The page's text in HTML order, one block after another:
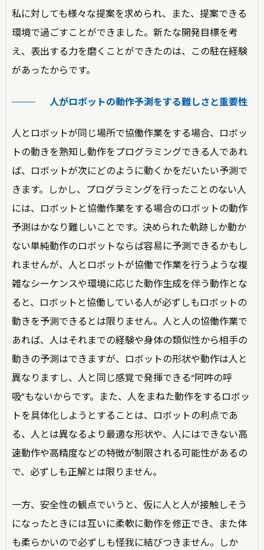
私に対しても様々な提案を求められ、また、提案できる
環境で過ごすことができました。新たな開発目標を考
え、表出する力を磨くことができたのは、この駐在経験
があったからです。
人がロボットの動作予測をする難しさと重要性
人とロボットが同じ場所で協働作業をする場合、ロボッ
トの動きを熟知し動作をプログラミングできる人であれ
ば、ロボットが次にどのように動くかをだいたい予測で
きます。しかし、プログラミングを行ったことのない人
には、ロボットと協働作業をする場合のロボットの動作
予測はかなり難しいことです。決められた軌跡しか動か
ない単純動作のロボットならば容易に予測できるかもし
れませんが、人とロボットが協働で作業を行うような複
雑なシーケンスや環境に応じた動作生成を伴う動作とな
ると、ロボットと協働している人が必ずしもロボットの
動きを予測できるとは限りません。人と人の協働作業で
あれば、人はそれまでの経験や身体の類似性から相手の
動きの予測はできますが、ロボットの形状や動作は人と
異なりますし、人と同じ感覚で発揮できる“阿吽の呼
吸”もないからです。また、人をまねた動作をするロボッ
トを具体化しようとすることは、ロボットの利点であ
る、人とは異なるより最適な形状や、人にはできない高
速動作や高精度などの特徴が制限される可能性があるの
で、必ずしも正解とは限りません。
一方、安全性の観点でいうと、仮に人と人が接触しそう
になったときには互いに柔軟に動作を修正でき、また体
も柔らかいので必ずしも怪我に結びつきません。しか